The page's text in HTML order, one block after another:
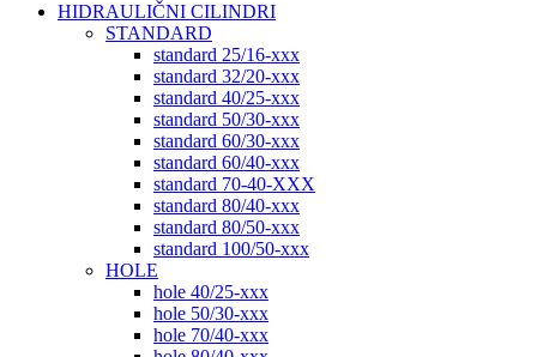
HIDRAULIČNI CILINDRI
STANDARD
standard 25/16-xxx
standard 32/20-xxx
standard 40/25-xxx
standard 50/30-xxx
standard 60/30-xxx
standard 60/40-xxx
standard 70-40-XXX
standard 80/40-xxx
standard 80/50-xxx
standard 100/50-xxx
HOLE
hole 40/25-xxx
hole 50/30-xxx
hole 70/40-xxx